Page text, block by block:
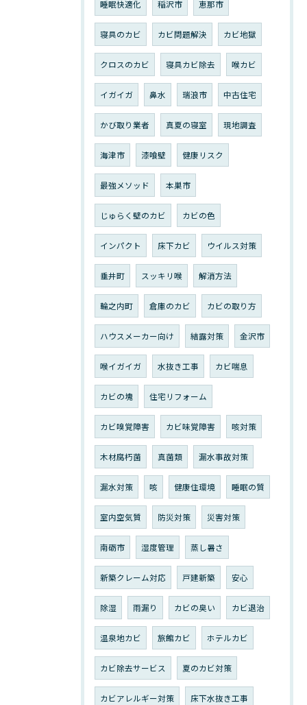
睡眠快適化 稲沢市 恵那市
寝具のカビ カビ問題解決 カビ地獄
クロスのカビ 寝具カビ除去 喉カビ
イガイガ 鼻水 瑞浪市 中古住宅
かび取り業者 真夏の寝室 現地調査
海津市 漆喰壁 健康リスク
最強メソッド 本巣市
じゅらく壁のカビ カビの色
インパクト 床下カビ ウイルス対策
垂井町 スッキリ喉 解消方法
輪之内町 倉庫のカビ カビの取り方
ハウスメーカー向け 結露対策 金沢市
喉イガイガ 水抜き工事 カビ喘息
カビの塊 住宅リフォーム
カビ嗅覚障害 カビ味覚障害 咳対策
木材腐朽菌 真菌類 漏水事故対策
漏水対策 咳 健康住環境 睡眠の質
室内空気質 防災対策 災害対策
南砺市 湿度管理 蒸し暑さ
新築クレーム対応 戸建新築 安心
除湿 雨漏り カビの臭い カビ退治
温泉地カビ 旅館カビ ホテルカビ
カビ除去サービス 夏のカビ対策
カビアレルギー対策 床下水抜き工事